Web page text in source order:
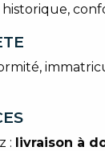
: livraison à